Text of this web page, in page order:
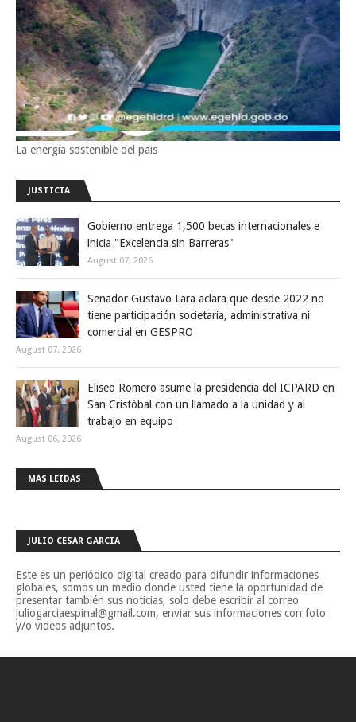
La energía sostenible del pais
JUSTICIA
Gobierno entrega 1,500 becas internacionales e
inicia "Excelencia sin Barreras"
August 07, 2026
Senador Gustavo Lara aclara que desde 2022 no
tiene participación societaria, administrativa ni
comercial en GESPRO
August 07, 2026
Eliseo Romero asume la presidencia del ICPARD en
San Cristóbal con un llamado a la unidad y al
trabajo en equipo
August 06, 2026
MÁS LEÍDAS
JULIO CESAR GARCIA
Este es un periódico digital creado para difundir informaciones
globales, somos un medio donde usted tiene la oportunidad de
presentar también sus noticias, solo debe escribir al correo
juliogarciaespinal@gmail.com, enviar sus informaciones con foto
y/o videos adjuntos.